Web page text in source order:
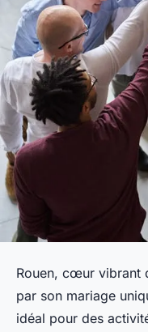
Rouen, cœur vibrant
par son mariage
idéal pour des